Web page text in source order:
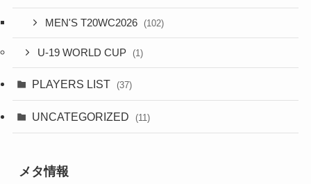
MEN'S T20WC2026 (102)
U-19 WORLD CUP (1)
PLAYERS LIST (37)
UNCATEGORIZED (11)
メタ情報